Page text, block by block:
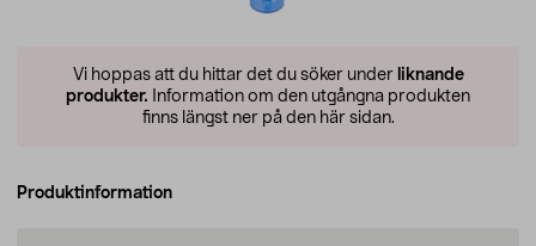
Vi hoppas att du hittar det du söker under liknande
produkter. Information om den utgångna produkten
finns längst ner på den här sidan.
Produktinformation